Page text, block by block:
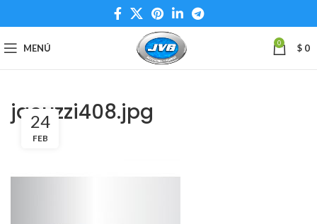
MENÚ 0 $0
jacuzzi408.jpg
24
FEB